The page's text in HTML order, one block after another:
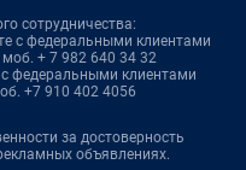
сотрудничества:
с федеральными клиентами
моб. + 7 982 640 34 32
федеральными клиентами
+7 910 402 4056
за достоверность
объявлениях.